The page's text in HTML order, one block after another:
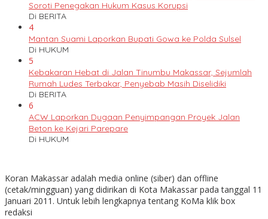
Soroti Penegakan Hukum Kasus Korupsi
Di BERITA
4
Mantan Suami Laporkan Bupati Gowa ke Polda Sulsel
Di HUKUM
5
Kebakaran Hebat di Jalan Tinumbu Makassar, Sejumlah
Rumah Ludes Terbakar, Penyebab Masih Diselidiki
Di BERITA
6
ACW Laporkan Dugaan Penyimpangan Proyek Jalan
Beton ke Kejari Parepare
Di HUKUM
Koran Makassar adalah media online (siber) dan offline
(cetak/mingguan) yang didirikan di Kota Makassar pada tanggal 11
Januari 2011. Untuk lebih lengkapnya tentang KoMa klik box
redaksi